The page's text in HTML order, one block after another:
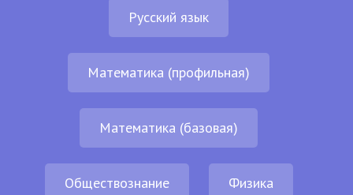
Русский язык
Математика (профильная)
Математика (базовая)
Обществознание Физика